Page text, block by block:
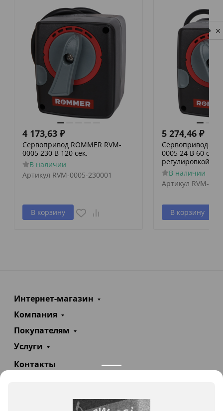
4 173,63 ₽
Сервопривод ROMMER RVM-
0005 230 В 120 сек.
В наличии
Артикул RVM-0005-230001
В корзину
5 274,46 ₽
Сервопривод
0005 24 В 60
регулировкой по
В наличии
Артикул RVM-
В корзину
Интернет-магазин
Компания
Покупателям
Услуги
Контакты
info@teploexpert.com
Privacy notice